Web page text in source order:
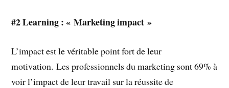
#2 Learning : « Marketing impact »
L’impact est le véritable point fort de leur
motivation. Les professionnels du marketing sont 69% à
voir l’impact de leur travail sur la réussite de